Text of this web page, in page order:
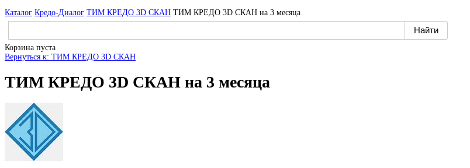
Каталог Кредо-Диалог ТИМ КРЕДО 3D СКАН ТИМ КРЕДО 3D СКАН на 3 месяца
Корзина пуста
Вернуться к: ТИМ КРЕДО 3D СКАН
ТИМ КРЕДО 3D СКАН на 3 месяца